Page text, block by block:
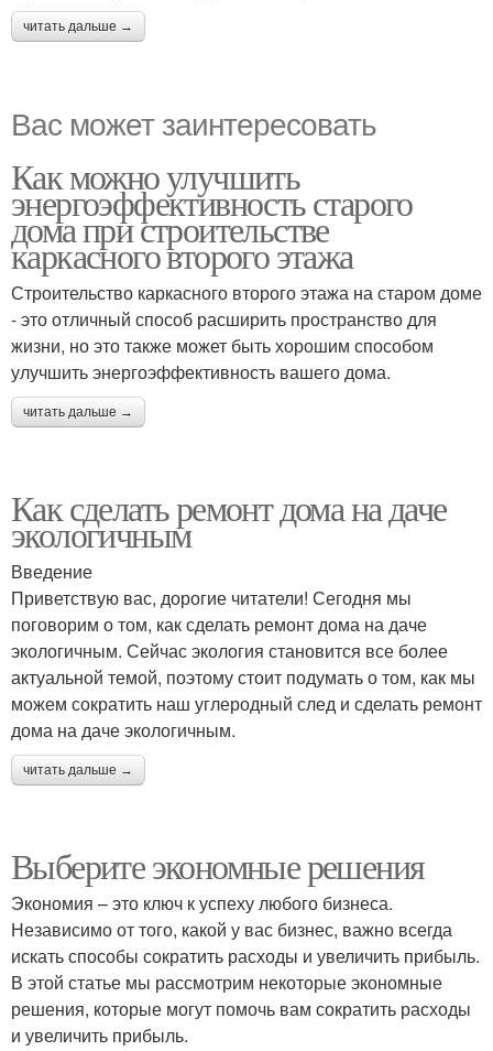
читать дальше →
Вас может заинтересовать
Как можно улучшить
энергоэффективность старого
дома при строительстве
каркасного второго этажа
Строительство каркасного второго этажа на старом доме
- это отличный способ расширить пространство для
жизни, но это также может быть хорошим способом
улучшить энергоэффективность вашего дома.
читать дальше →
Как сделать ремонт дома на даче
экологичным
Введение
Приветствую вас, дорогие читатели! Сегодня мы
поговорим о том, как сделать ремонт дома на даче
экологичным. Сейчас экология становится все более
актуальной темой, поэтому стоит подумать о том, как мы
можем сократить наш углеродный след и сделать ремонт
дома на даче экологичным.
читать дальше →
Выберите экономные решения
Экономия – это ключ к успеху любого бизнеса.
Независимо от того, какой у вас бизнес, важно всегда
искать способы сократить расходы и увеличить прибыль.
В этой статье мы рассмотрим некоторые экономные
решения, которые могут помочь вам сократить расходы
и увеличить прибыль.